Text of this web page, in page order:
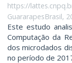
https://
GuararapesBrasil,
Este estudo
Computação da
dos microdados
no período de